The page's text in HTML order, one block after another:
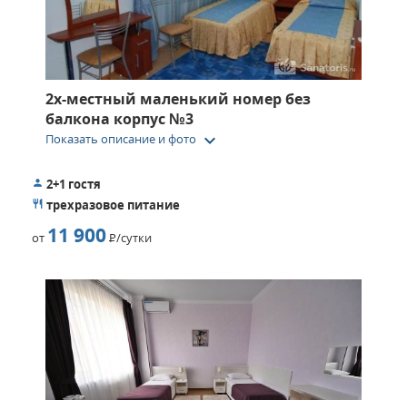
2х-местный маленький номер без
балкона корпус №3
Показать описание и фото keyboard_arrow_down
2+1 гостя
трехразовое питание
от 11 900Р/сутки